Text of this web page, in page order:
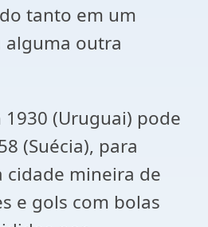
tanto em um
outra
(Uruguai) pode
(Suécia), para
cidade mineira de
e gols com bolas